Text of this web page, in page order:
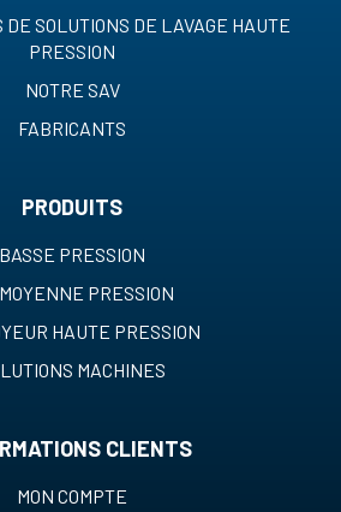
DE SOLUTIONS DE LAVAGE HAUTE
PRESSION
NOTRE SAV
FABRICANTS
PRODUITS
BASSE PRESSION
PRESSION
HAUTE PRESSION
MACHINES
CLIENTS
MON COMPTE